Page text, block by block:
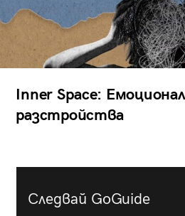
Inner Space:
разстройства
Следвай GoGuide